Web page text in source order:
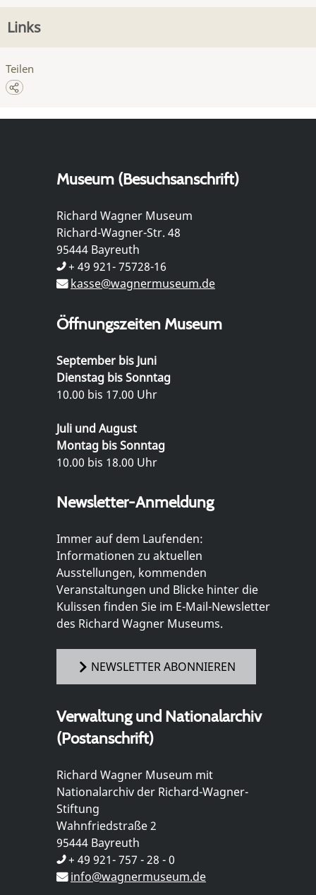
Links
Teilen
Museum (Besuchsanschrift)
Richard Wagner Museum
Richard-Wagner-Str. 48
95444 Bayreuth
+ 49 921- 75728-16
kasse@wagnermuseum.de
Öffnungszeiten Museum
September bis Juni
Dienstag bis Sonntag
10.00 bis 17.00 Uhr
Juli und August
Montag bis Sonntag
10.00 bis 18.00 Uhr
Newsletter-Anmeldung
Immer auf dem Laufenden:
Informationen zu aktuellen
Ausstellungen, kommenden
Veranstaltungen und Blicke hinter die
Kulissen finden Sie im E-Mail-Newsletter
des Richard Wagner Museums.
NEWSLETTER ABONNIEREN
Verwaltung und Nationalarchiv
(Postanschrift)
Richard Wagner Museum mit
Nationalarchiv der Richard-Wagner-
Stiftung
Wahnfriedstraße 2
95444 Bayreuth
+ 49 921- 757 - 28 - 0
info@wagnermuseum.de